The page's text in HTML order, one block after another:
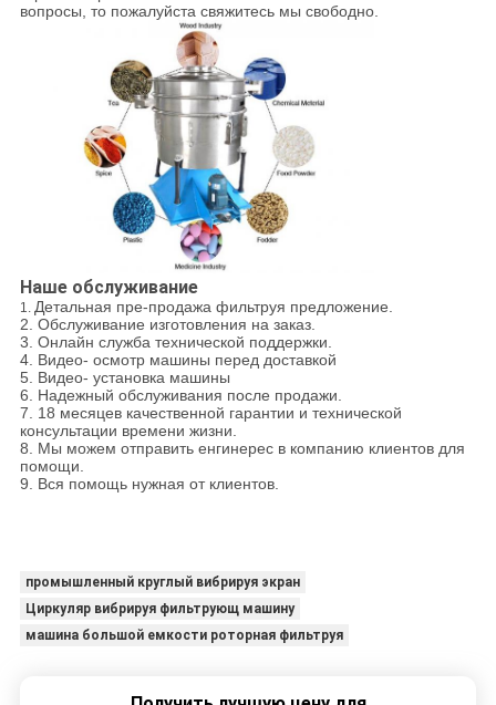
вопросы, то пожалуйста свяжитесь мы свободно.
Наше обслуживание
1. Детальная пре-продажа фильтруя предложение.
2. Обслуживание изготовления на заказ.
3. Онлайн служба технической поддержки.
4. Видео- осмотр машины перед доставкой
5. Видео- установка машины
6. Надежный обслуживания после продажи.
7. 18 месяцев качественной гарантии и технической
консультации времени жизни.
8. Мы можем отправить енгинерес в компанию клиентов для
помощи.
9. Вся помощь нужная от клиентов.
промышленный круглый вибрируя экран
Циркуляр вибрируя фильтрующ машину
машина большой емкости роторная фильтруя